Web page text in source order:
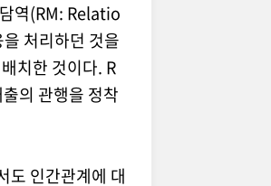
역(RM: Relatio
처리하던 것을
치한 것이다. R
의 관행을 정착
도 인간관계에 대